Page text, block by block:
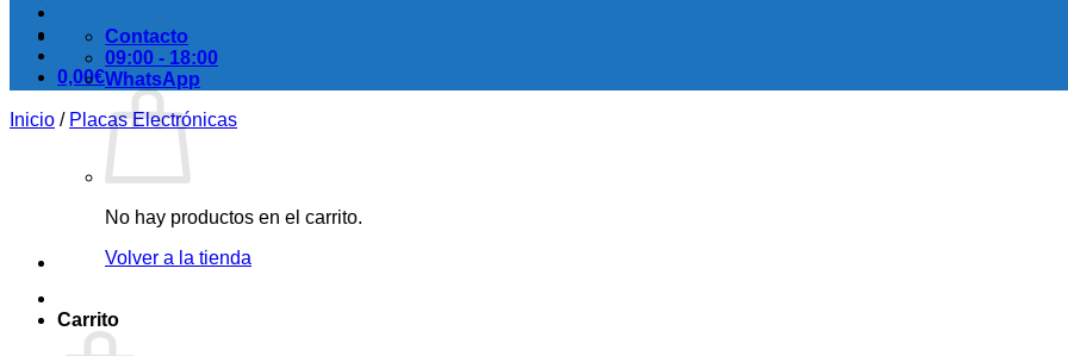
0,00€
No hay productos en el carrito.
Volver a la tienda
Carrito
Contacto
09:00 - 18:00
WhatsApp
Inicio / Placas Electrónicas